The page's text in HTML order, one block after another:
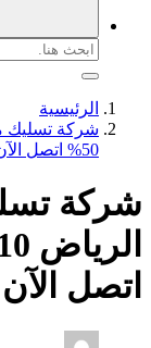
البحث
الرئيسية
50% اتصل الآن
شركة
اتصل الآن